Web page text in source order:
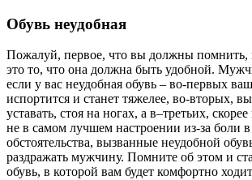
Обувь неудобная
Пожалуй, первое, что вы должны помнить,
это то, что она должна быть удобной.
если у вас неудобная обувь – во-первых
испортится и станет тяжелее, во-вторых,
уставать, стоя на ногах, а в–третьих,
не в самом лучшем настроении из-за боли
обстоятельства, вызванные неудобной
раздражать мужчину. Помните об этом и
обувь, в которой вам будет комфортно